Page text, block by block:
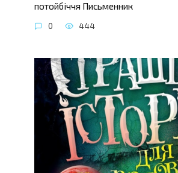
потойбіччя Письменник
0 444